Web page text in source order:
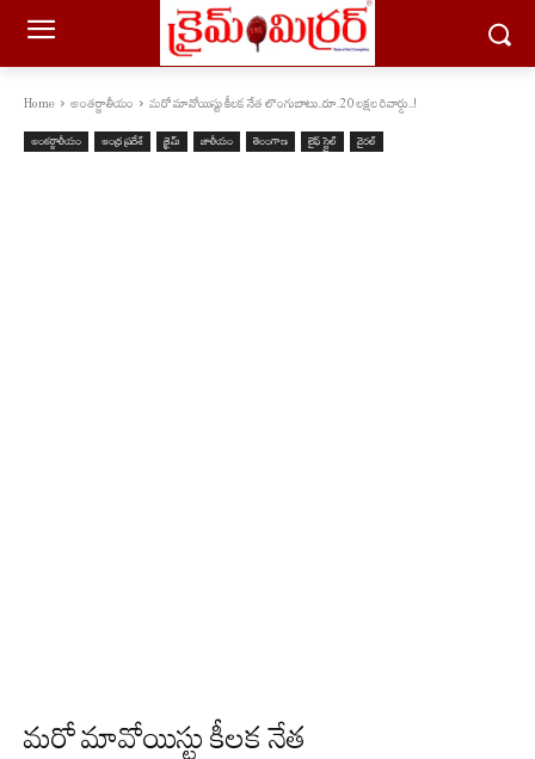
Home అంతర్జాతీయం మరో మావోయిస్టు కీలక నేత లొంగుబాటు..రూ.20 లక్షల రివార్డు..!
అంతర్జాతీయం ఆంధ్ర ప్రదేశ్ క్రైమ్ జాతీయం తెలంగాణ లైఫ్ స్టైల్ వైరల్
మరో మావోయిస్టు కీలక నేత